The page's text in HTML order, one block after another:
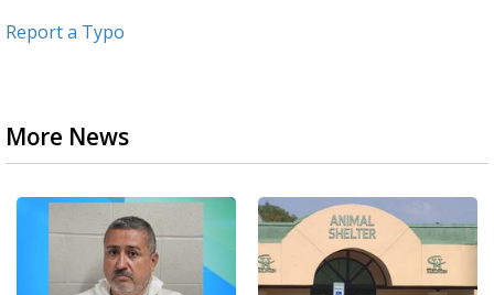
Report a Typo
More News